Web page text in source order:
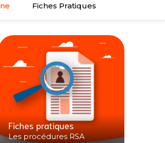
Fiches Pratiques
Fiches pratiques
Les procédures RSA